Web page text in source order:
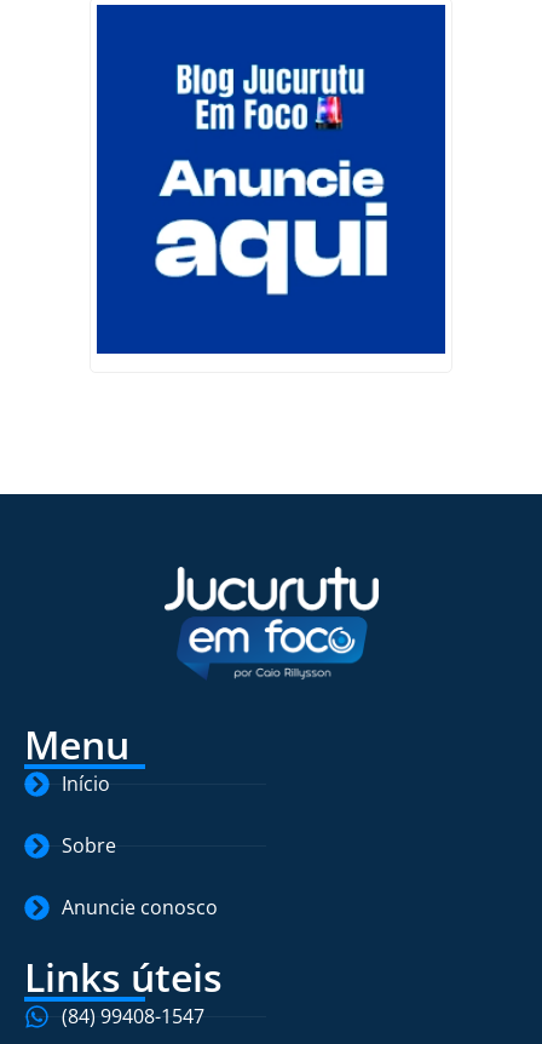
Menu
Início
Sobre
Anuncie conosco
Links úteis
(84) 99408-1547